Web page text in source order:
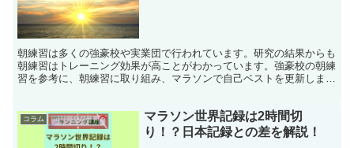
朝練習は多くの強豪校や実業団で行われています。研究の結果からも
朝練習はトレーニング効果が高ことがわかっています。強豪校の朝練
習を参考に、朝練習に取り組み、マラソンで自己ベストを更新しまし
コラム
マラソン世界記録は2時間切
り！？日本記録との差を解説！